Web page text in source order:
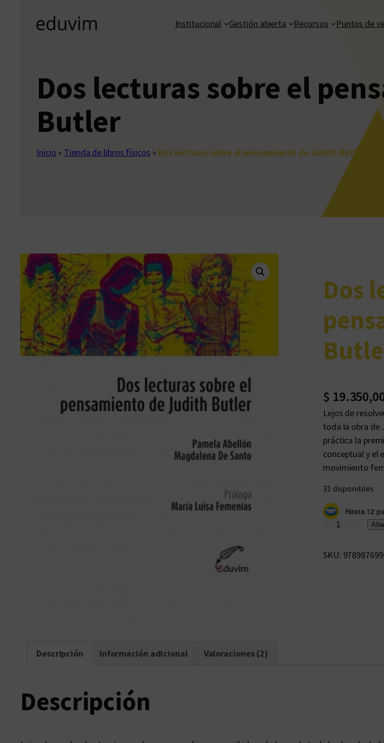
Institucional Gestión abierta Recursos Puntos de
Dos lecturas sobre el
Butler
Inicio » Tienda de libros físicos » Dos lecturas sobre el pensamiento de Judith Butler
Dos
$
Lejos de
toda la obra de
práctica la
conceptual y el
movimiento
31 disponibles
Hasta 12
s
SKU:
Descripción Información adicional Valoraciones (2)
Descripción